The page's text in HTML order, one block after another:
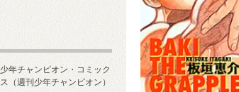
少年チャンピオン・コミック
ス（週刊少年チャンピオン）